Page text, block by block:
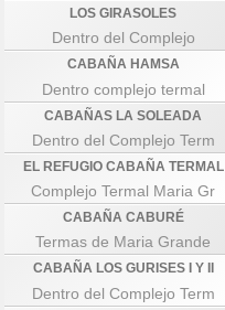
LOS GIRASOLES
Dentro del Complejo
CABAÑA HAMSA
Dentro complejo termal
CABAÑAS LA SOLEADA
Dentro del Complejo Term
EL REFUGIO CABAÑA TERMAL
Complejo Termal Maria Gr
CABAÑA CABURÉ
Termas de Maria Grande
CABAÑA LOS GURISES I Y II
Dentro del Complejo Term